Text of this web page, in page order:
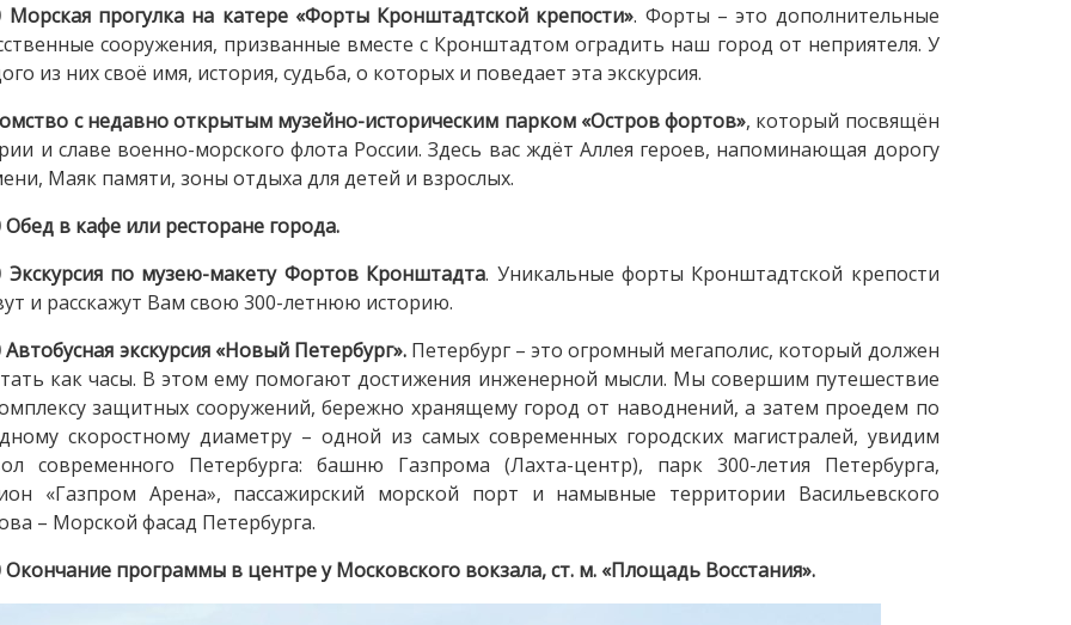
Морская прогулка на катере «Форты Кронштадтской крепости». Форты – это дополнительные
сооружения, призванные вместе с Кронштадтом оградить наш город от неприятеля. У
из них своё имя, история, судьба, о которых и поведает эта экскурсия.
с недавно открытым музейно-историческим парком «Остров фортов», который посвящён
и славе военно-морского флота России. Здесь вас ждёт Аллея героев, напоминающая дорогу
Маяк памяти, зоны отдыха для детей и взрослых.
Обед в кафе или ресторане города.
Экскурсия по музею-макету Фортов Кронштадта. Уникальные форты Кронштадтской крепости
и расскажут Вам свою 300-летнюю историю.
Автобусная экскурсия «Новый Петербург».Петербург – это огромный мегаполис, который должен
как часы. В этом ему помогают достижения инженерной мысли. Мы совершим путешествие
защитных сооружений, бережно хранящему город от наводнений, а затем проедем по
скоростному диаметру – одной из самых современных городских магистралей, увидим
современного Петербурга: башню Газпрома (Лахта-центр), парк 300-летия Петербурга,
«Газпром Арена», пассажирский морской порт и намывные территории Васильевского
– Морской фасад Петербурга.
Окончание программы в центре у Московского вокзала, ст. м. «Площадь Восстания».